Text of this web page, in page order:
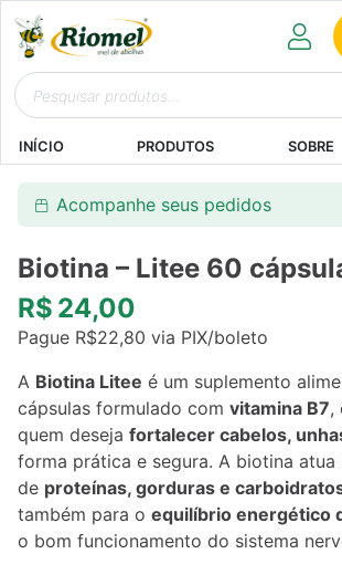
INÍCIO PRODUTOS SOBRE
Acompanhe seus pedidos
Biotina – Litee 60
R$ 24,00
Pague R$22,80 via PIX/boleto
A Biotina Litee é um suplemento
cápsulas formulado com vitamina B7,
quem deseja fortalecer cabelos,
forma prática e segura. A biotina atua
de proteínas, gorduras e
também para o equilíbrio energético
o bom funcionamento do sistema